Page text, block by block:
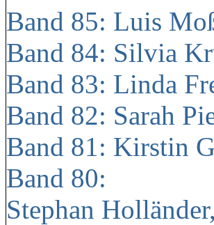
Band 85: Luis
Band 84: Silvia
Band 83: Linda
Band 82: Sarah
Band 81: Kirstin
Band 80:
Stephan Holländer,